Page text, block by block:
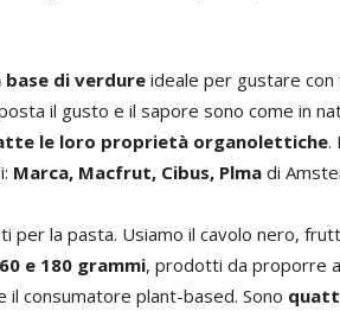
di verdureideale per gustare
il gusto e il sapore sono come in
le loro proprietà organolettiche.
Marca, Macfrut, Cibus, Plma di
per la pasta. Usiamo il cavolo nero,
e 180 grammi, prodotti da proporre
consumatore plant-based. Sono